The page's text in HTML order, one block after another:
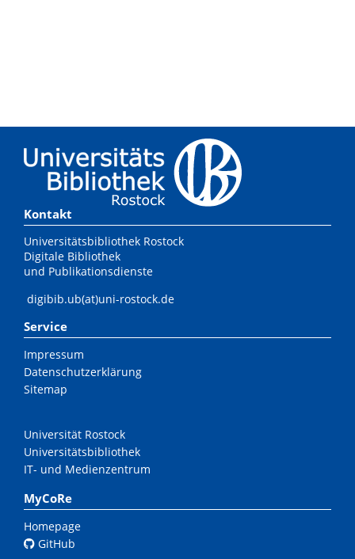
Kontakt
Universitätsbibliothek Rostock
Digitale Bibliothek
und Publikationsdienste
digibib.ub(at)uni-rostock.de
Service
Impressum
Datenschutzerklärung
Sitemap
Universität Rostock
Universitätsbibliothek
IT- und Medienzentrum
MyCoRe
Homepage
GitHub